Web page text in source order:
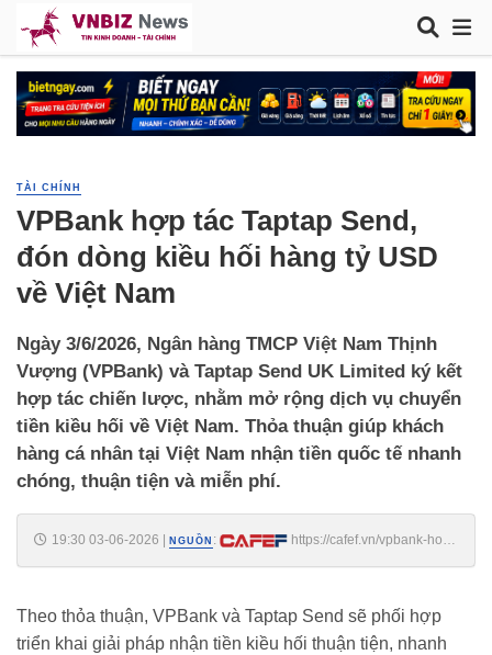
TÀI CHÍNH
VPBank hợp tác Taptap Send,
đón dòng kiều hối hàng tỷ USD
về Việt Nam
Ngày 3/6/2026, Ngân hàng TMCP Việt Nam Thịnh
Vượng (VPBank) và Taptap Send UK Limited ký kết
hợp tác chiến lược, nhằm mở rộng dịch vụ chuyển
tiền kiều hối về Việt Nam. Thỏa thuận giúp khách
hàng cá nhân tại Việt Nam nhận tiền quốc tế nhanh
chóng, thuận tiện và miễn phí.
19:30 03-06-2026 NGUỒN :
https://cafef.vn/vpbank-hop-
Theo thỏa thuận, VPBank và Taptap Send sẽ phối hợp
triển khai giải pháp nhận tiền kiều hối thuận tiện, nhanh